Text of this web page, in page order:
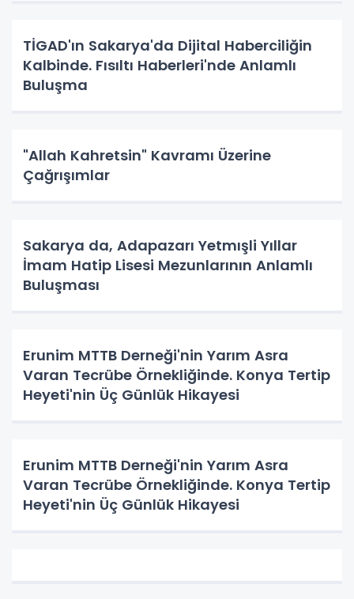
TİGAD'ın Sakarya'da Dijital Haberciliğin
Kalbinde. Fısıltı Haberleri'nde Anlamlı
Buluşma
"Allah Kahretsin" Kavramı Üzerine
Çağrışımlar
Sakarya da, Adapazarı Yetmışli Yıllar
İmam Hatip Lisesi Mezunlarının Anlamlı
Buluşması
Erunim MTTB Derneği'nin Yarım Asra
Varan Tecrübe Örnekliğinde. Konya Tertip
Heyeti'nin Üç Günlük Hikayesi
Erunim MTTB Derneği'nin Yarım Asra
Varan Tecrübe Örnekliğinde. Konya Tertip
Heyeti'nin Üç Günlük Hikayesi